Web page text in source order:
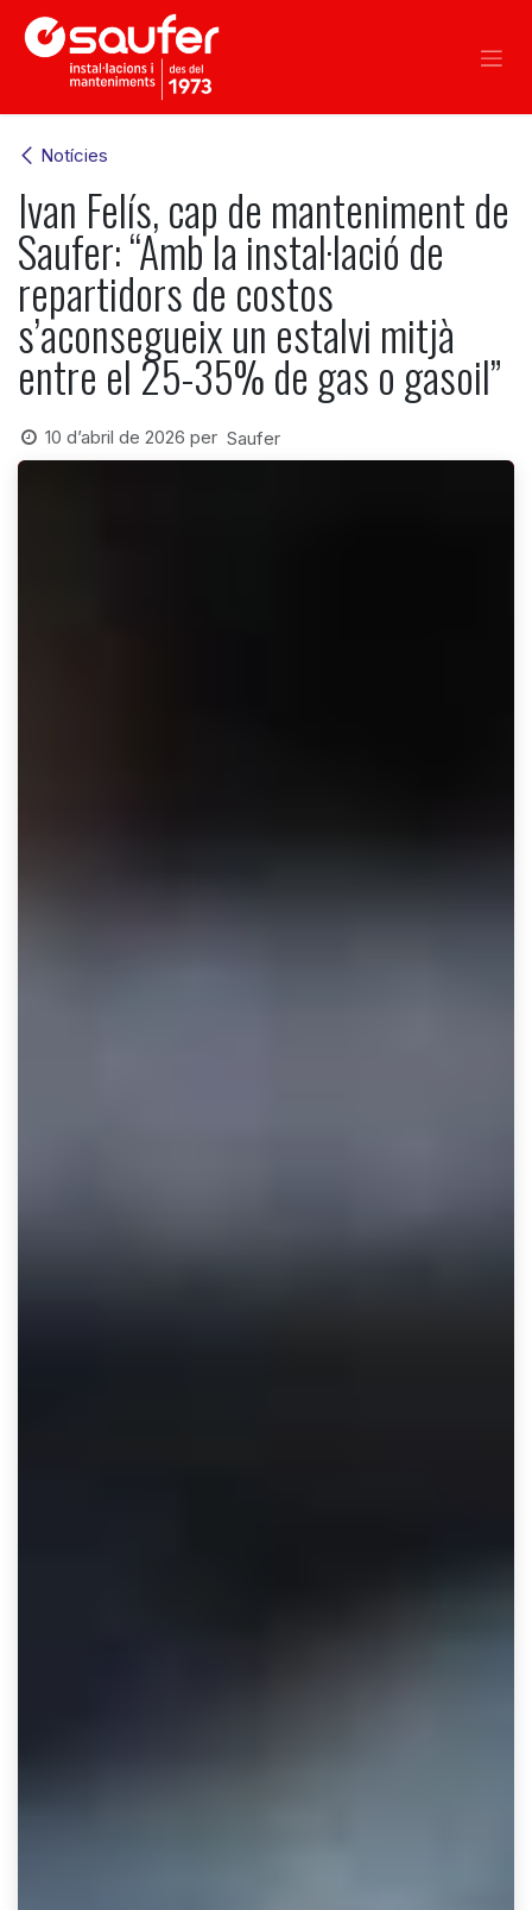
Skip to Content
Notícies
Ivan Felís, cap de manteniment de
Saufer: “Amb la instal·lació de
repartidors de costos
s’aconsegueix un estalvi mitjà
entre el 25-35% de gas o gasoil”
10 d’abril de 2026 per Saufer